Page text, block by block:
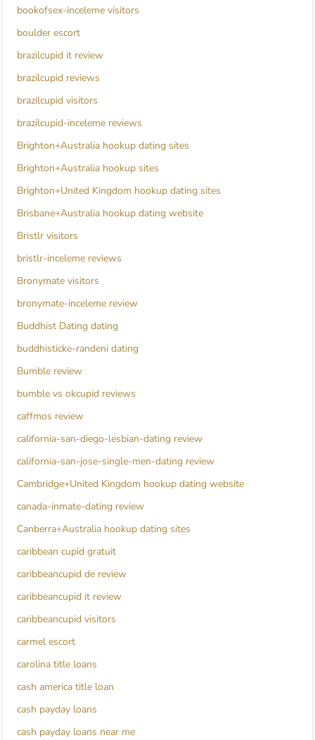
bookofsex-inceleme visitors
boulder escort
brazilcupid it review
brazilcupid reviews
brazilcupid visitors
brazilcupid-inceleme reviews
Brighton+Australia hookup dating sites
Brighton+Australia hookup sites
Brighton+United Kingdom hookup dating sites
Brisbane+Australia hookup dating website
Bristlr visitors
bristlr-inceleme reviews
Bronymate visitors
bronymate-inceleme review
Buddhist Dating dating
buddhisticke-randeni dating
Bumble review
bumble vs okcupid reviews
caffmos review
california-san-diego-lesbian-dating review
california-san-jose-single-men-dating review
Cambridge+United Kingdom hookup dating website
canada-inmate-dating review
Canberra+Australia hookup dating sites
caribbean cupid gratuit
caribbeancupid de review
caribbeancupid it review
caribbeancupid visitors
carmel escort
carolina title loans
cash america title loan
cash payday loans
cash payday loans near me